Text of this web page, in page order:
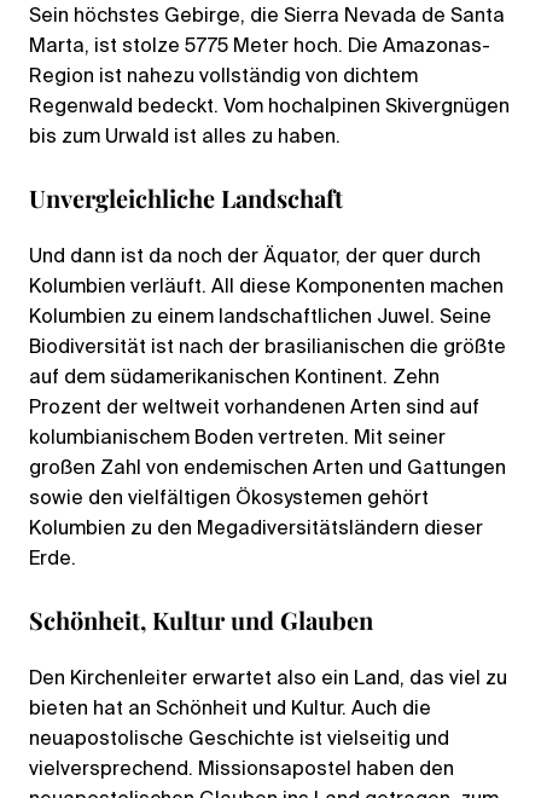
Sein höchstes Gebirge, die Sierra Nevada de Santa
Marta, ist stolze 5775 Meter hoch. Die Amazonas-
Region ist nahezu vollständig von dichtem
Regenwald bedeckt. Vom hochalpinen Skivergnügen
bis zum Urwald ist alles zu haben.
Unvergleichliche Landschaft
Und dann ist da noch der Äquator, der quer durch
Kolumbien verläuft. All diese Komponenten machen
Kolumbien zu einem landschaftlichen Juwel. Seine
Biodiversität ist nach der brasilianischen die größte
auf dem südamerikanischen Kontinent. Zehn
Prozent der weltweit vorhandenen Arten sind auf
kolumbianischem Boden vertreten. Mit seiner
großen Zahl von endemischen Arten und Gattungen
sowie den vielfältigen Ökosystemen gehört
Kolumbien zu den Megadiversitätsländern dieser
Erde.
Schönheit, Kultur und Glauben
Den Kirchenleiter erwartet also ein Land, das viel zu
bieten hat an Schönheit und Kultur. Auch die
neuapostolische Geschichte ist vielseitig und
vielversprechend. Missionsapostel haben den